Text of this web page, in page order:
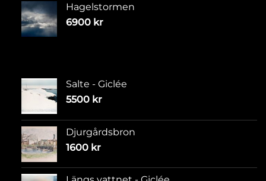
Hagelstormen
6900 kr
Salte - Giclée
5500 kr
Djurgårdsbron
1600 kr